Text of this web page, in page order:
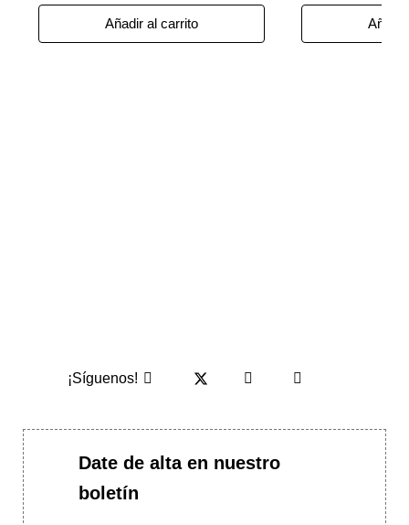
Añadir al carrito
¡Síguenos!
Date de alta en nuestro
boletín